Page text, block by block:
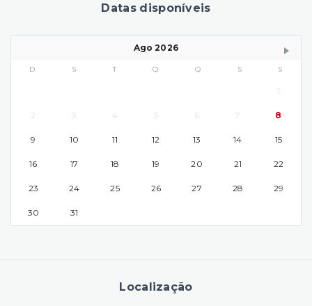
Datas disponíveis
Ago 2026
D S T Q Q S S
1
2 3 4 5 6 7 8
9 10 11 12 13 14 15
16 17 18 19 20 21 22
23 24 25 26 27 28 29
30 31
Localização